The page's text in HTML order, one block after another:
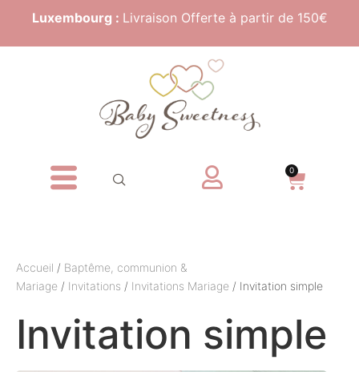
Luxembourg : Livraison Offerte à partir de 150€
0
Accueil / Baptême, communion &
Mariage / Invitations / Invitations Mariage / Invitation simple
Invitation simple